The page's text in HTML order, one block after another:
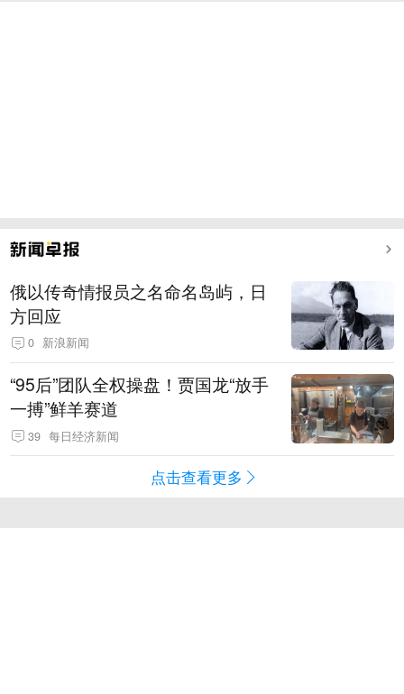
俄以传奇情报员之名命名岛屿，日
方回应
0 新浪新闻
“95后”团队全权操盘！贾国龙“放手
一搏”鲜羊赛道
39 每日经济新闻
点击查看更多